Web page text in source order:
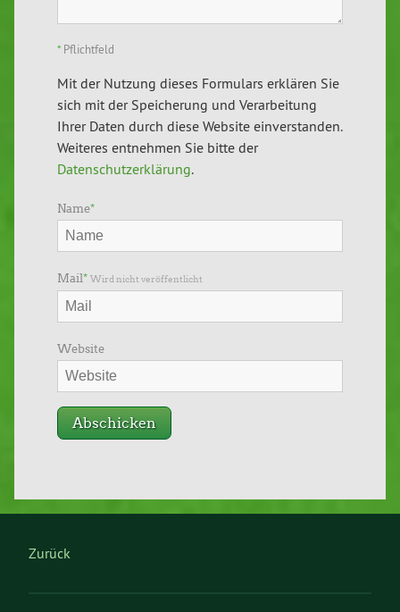
* Pflichtfeld
Mit der Nutzung dieses Formulars erklären Sie
sich mit der Speicherung und Verarbeitung
Ihrer Daten durch diese Website einverstanden.
Weiteres entnehmen Sie bitte der
Datenschutzerklärung.
Name*
Mail* Wird nicht veröffentlicht
Website
Zurück